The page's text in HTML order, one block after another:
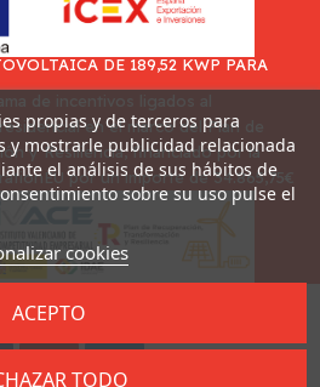
DE 189,52 KWP PARA
en el marco del Plan de
y Resiliencia, financiado por la
por un importe de 34.865,75€
por
propias y de terceros para
y mostrarle publicidad relacionada
el análisis de sus hábitos de
sobre su uso pulse el
cookies
TODO
ACEPTO